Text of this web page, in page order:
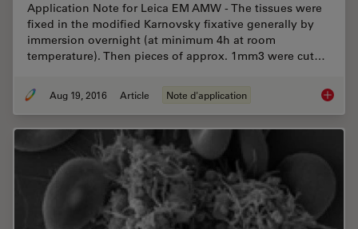
Application Note for Leica EM AMW - The tissues were
fixed in the modified Karnovsky fixative generally by
immersion overnight (at minimum 4h at room
temperature). Then pieces of approx. 1mm3 were cut…
Aug 19, 2016 Article Note d'application Epoxy